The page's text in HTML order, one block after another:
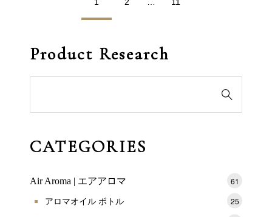
Product Research

CATEGORIES
Air Aroma | エアアロマ 61
アロマオイル ボトル 25